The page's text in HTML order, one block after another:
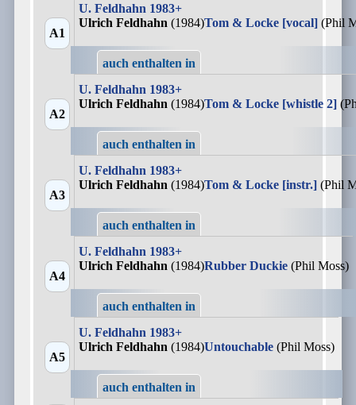
A1
U. Feldhahn 1983+
Ulrich Feldhahn (1984)Tom & Locke [vocal] (Phil
auch enthalten in
A2
U. Feldhahn 1983+
Ulrich Feldhahn (1984)Tom & Locke [whistle 2]
auch enthalten in
A3
U. Feldhahn 1983+
Ulrich Feldhahn (1984)Tom & Locke [instr.] (Phil
auch enthalten in
A4
U. Feldhahn 1983+
Ulrich Feldhahn (1984)Rubber Duckie (Phil Moss)
auch enthalten in
A5
U. Feldhahn 1983+
Ulrich Feldhahn (1984)Untouchable (Phil Moss)
auch enthalten in